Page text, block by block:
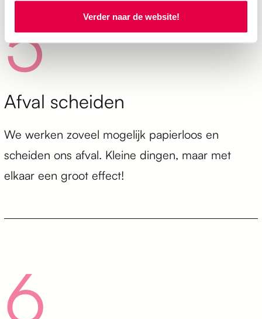
Verder naar de website!
5
Afval scheiden
We werken zoveel mogelijk papierloos en
scheiden ons afval. Kleine dingen, maar met
elkaar een groot effect!
6